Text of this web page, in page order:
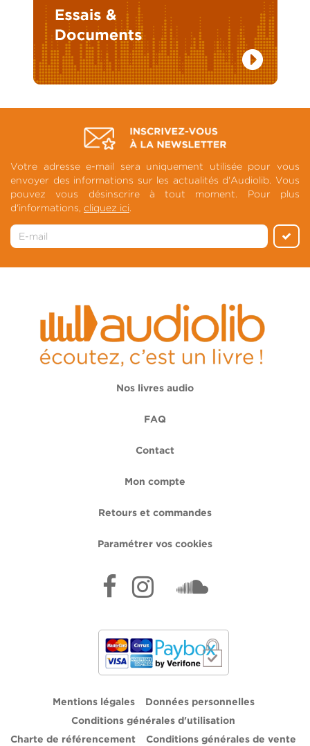
Votre adresse e-mail sera uniquement utilisée pour vous
envoyer des informations sur les actualités d'Audiolib. Vous
pouvez vous désinscrire à tout moment. Pour plus
d'informations, cliquez ici.
Nos livres audio
FAQ
Contact
Mon compte
Retours et commandes
Paramétrer vos cookies
Mentions légales Données personnelles
Conditions générales d'utilisation
Charte de référencement Conditions générales de vente